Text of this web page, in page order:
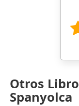
Otros
Spanyolca